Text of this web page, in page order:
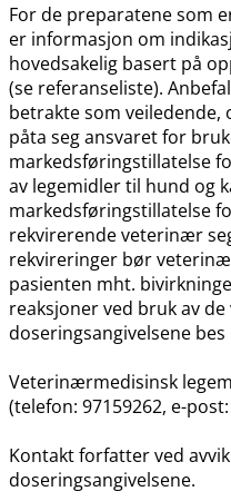
For de preparatene som
er informasjon om
hovedsakelig basert på
(se referanseliste).
betrakte som veiledende,
påta seg ansvaret for
markedsføringstillatelse
av legemidler til hund og
markedsføringstillatelse
rekvirerende veterinær
rekvireringer bør
pasienten mht.
reaksjoner ved bruk av
doseringsangivelsene
Veterinærmedisinsk
(telefon: 97159262, e-
Kontakt forfatter ved
doseringsangivelsene.